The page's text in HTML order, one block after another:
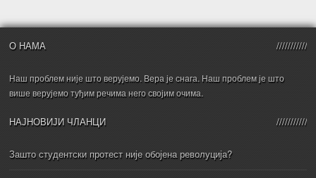
О НАМА
Наш проблем није што верујемо. Вера је снага. Наш проблем је што
више верујемо туђим речима него својим очима.
НАЈНОВИЈИ ЧЛАНЦИ
Зашто студентски протест није обојена револуција?